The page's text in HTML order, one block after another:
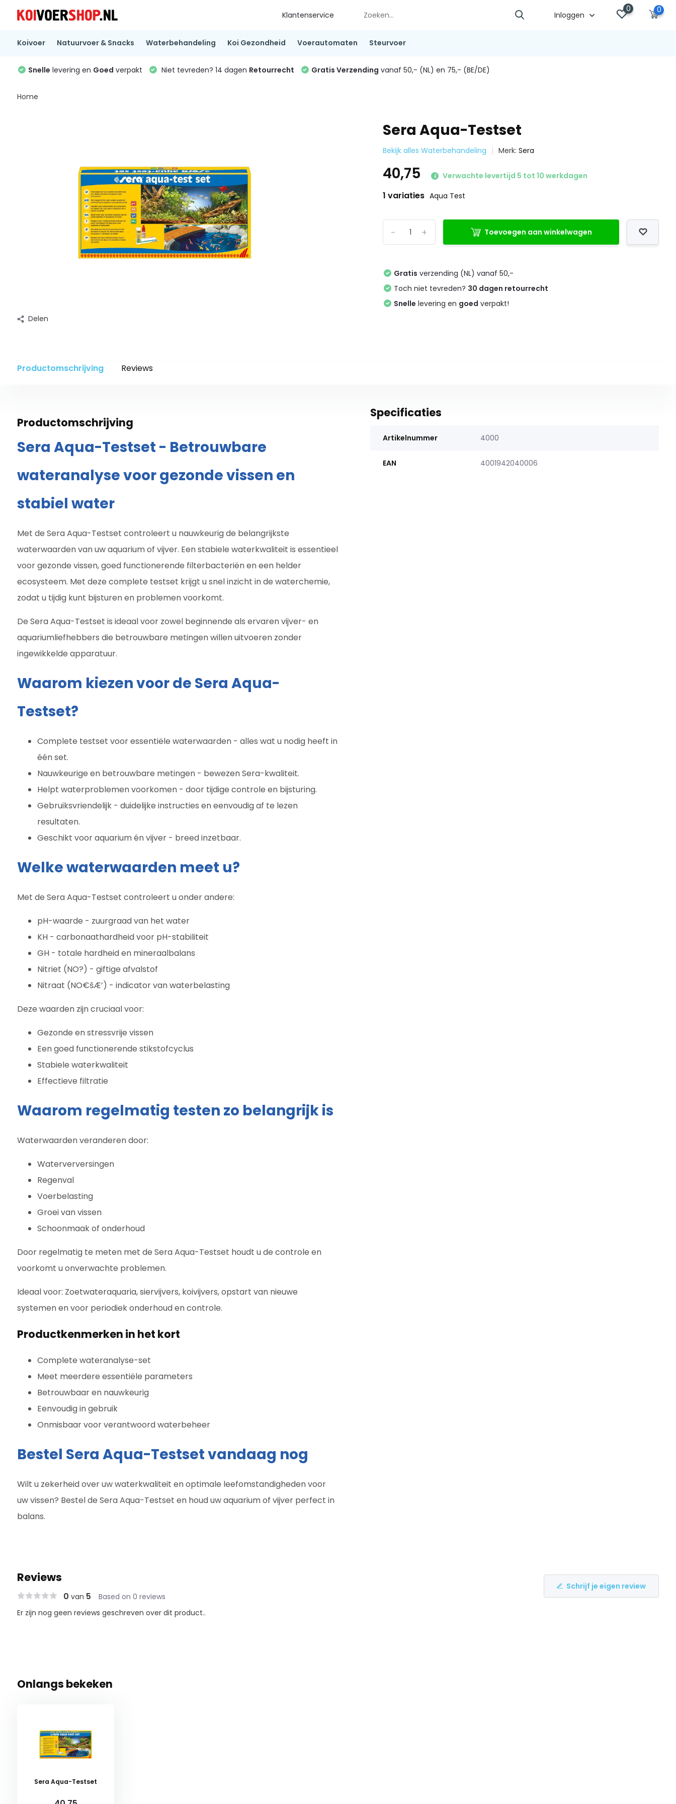
Klantenservice Inloggen
0 0
Koivoer Natuurvoer & Snacks Waterbehandeling Koi Gezondheid Voerautomaten Steurvoer
Snelle levering en Goed verpakt Niet tevreden? 14 dagen Retourrecht Gratis Verzending vanaf 50,- (NL) en 75,- (BE/DE)
Home
Delen
Sera Aqua-Testset
Bekijk alles Waterbehandeling Merk:Sera
40,75 Verwachte levertijd 5 tot 10 werkdagen
1 variaties Aqua Test
+
- Toevoegen aan winkelwagen
Gratis verzending (NL) vanaf 50,-
Toch niet tevreden? 30 dagen retourrecht
Snelle levering en goed verpakt!
Productomschrijving Reviews
Productomschrijving
Sera Aqua-Testset - Betrouwbare
wateranalyse voor gezonde vissen en
stabiel water
Met de Sera Aqua-Testset controleert u nauwkeurig de belangrijkste
waterwaarden van uw aquarium of vijver. Een stabiele waterkwaliteit is essentieel
voor gezonde vissen, goed functionerende filterbacteriën en een helder
ecosysteem. Met deze complete testset krijgt u snel inzicht in de waterchemie,
zodat u tijdig kunt bijsturen en problemen voorkomt.
De Sera Aqua-Testset is ideaal voor zowel beginnende als ervaren vijver- en
aquariumliefhebbers die betrouwbare metingen willen uitvoeren zonder
ingewikkelde apparatuur.
Waarom kiezen voor de Sera Aqua-
Testset?
Complete testset voor essentiële waterwaarden - alles wat u nodig heeft in
één set.
Nauwkeurige en betrouwbare metingen - bewezen Sera-kwaliteit.
Helpt waterproblemen voorkomen - door tijdige controle en bijsturing.
Gebruiksvriendelijk - duidelijke instructies en eenvoudig af te lezen
resultaten.
Geschikt voor aquarium én vijver - breed inzetbaar.
Welke waterwaarden meet u?
Met de Sera Aqua-Testset controleert u onder andere:
pH-waarde - zuurgraad van het water
KH - carbonaathardheid voor pH-stabiliteit
GH - totale hardheid en mineraalbalans
Nitriet (NO?) - giftige afvalstof
Nitraat (NO€šÆ’) - indicator van waterbelasting
Deze waarden zijn cruciaal voor:
Gezonde en stressvrije vissen
Een goed functionerende stikstofcyclus
Stabiele waterkwaliteit
Effectieve filtratie
Waarom regelmatig testen zo belangrijk is
Waterwaarden veranderen door:
Waterverversingen
Regenval
Voerbelasting
Groei van vissen
Schoonmaak of onderhoud
Door regelmatig te meten met de Sera Aqua-Testset houdt u de controle en
voorkomt u onverwachte problemen.
Ideaal voor: Zoetwateraquaria, siervijvers, koivijvers, opstart van nieuwe
systemen en voor periodiek onderhoud en controle.
Productkenmerken in het kort
Complete wateranalyse-set
Meet meerdere essentiële parameters
Betrouwbaar en nauwkeurig
Eenvoudig in gebruik
Onmisbaar voor verantwoord waterbeheer
Bestel Sera Aqua-Testset vandaag nog
Wilt u zekerheid over uw waterkwaliteit en optimale leefomstandigheden voor
uw vissen? Bestel de Sera Aqua-Testset en houd uw aquarium of vijver perfect in
balans.
Specificaties
Artikelnummer 4000
EAN 4001942040006
Reviews
0 van 5 Based on 0 reviews
Schrijf je eigen review
Er zijn nog geen reviews geschreven over dit product..
Onlangs bekeken
Sera Aqua-Testset